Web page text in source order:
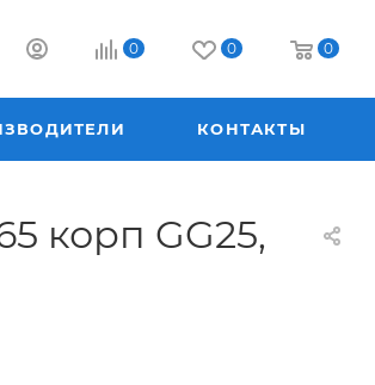
0 0 0
КОНТАКТЫ
корп GG25,